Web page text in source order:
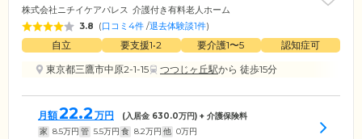
株式会社ニチイケアパレス 介護付き有料老人ホーム
3.8 (口コミ4件 /退去体験談1件)
自立 要支援1•2 要介護1〜5
認知症可
東京都三鷹市中原2-1-15
つつじヶ丘駅から 徒歩15分
月額22.2 万円 (入居金 630.0万円) + 介護保険料
家 8.5万円 管 5.5万円 食 8.2万円 他 0万円